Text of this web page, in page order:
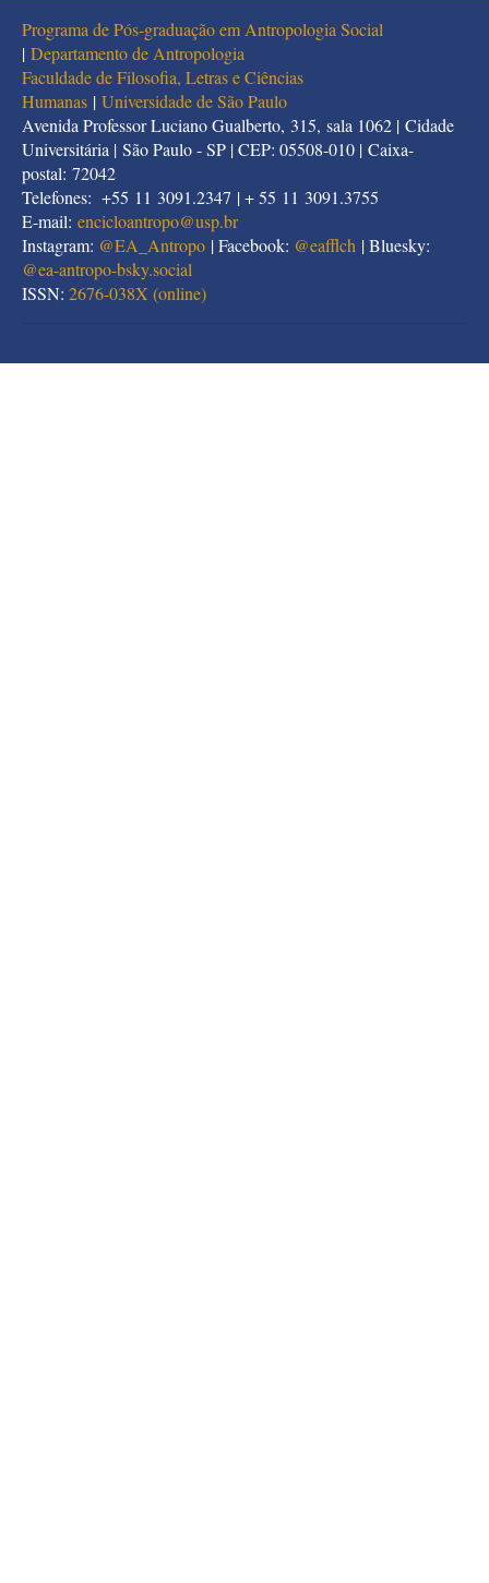
Vol. 55, No. 2, 1951, p. 112-121
EVANS-PRITCHARD, E. E. , “Some features of Nuer religion”,
The Journal of the Royal Anthropological Institute of Great
Britain and Irelandv. 81, 1951, p. 1-13
EVANS-PRITCHARD, E. E., “A problem of Nuer religion”,
Sociologus4, 1954, p. 23-41
EVANS-PRITCHARD, E. E., “The meaning of sacrifice among
the Nuer” inThe Journal of the Royal Anthropological Institute of
Great Britain and Ireland
Programa de Pós-graduação em Antropologia Social
| Departamento de Antropologia
Faculdade de Filosofia, Letras e Ciências
Humanas | Universidade de São Paulo
Avenida Professor Luciano Gualberto, 315, sala 1062 | Cidade
Universitária | São Paulo - SP | CEP: 05508-010 | Caixa-
postal: 72042
Telefones: +55 11 3091.2347 | + 55 11 3091.3755
E-mail: encicloantropo@usp.br
Instagram: @EA_Antropo | Facebook: @eafflch | Bluesky:
@ea-antropo-bsky.social
ISSN: 2676-038X (online)